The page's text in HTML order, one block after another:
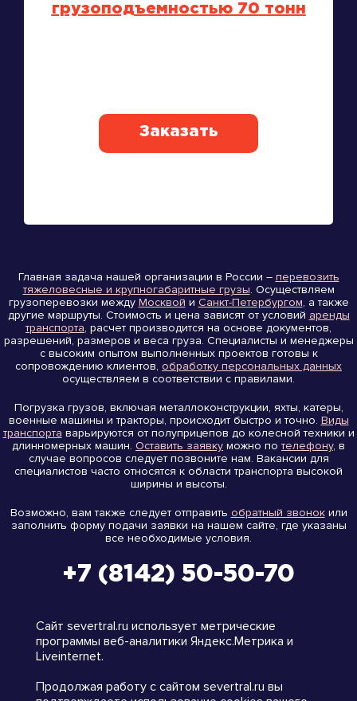
грузоподъемностью 70 тонн
Заказать
Главная задача нашей организации в России – перевозить
тяжеловесные и крупногабаритные грузы. Осуществляем
грузоперевозки между Москвой и Санкт-Петербургом, а также
другие маршруты. Стоимость и цена зависят от условий аренды
транспорта, расчет производится на основе документов,
разрешений, размеров и веса груза. Специалисты и менеджеры
с высоким опытом выполненных проектов готовы к
сопровождению клиентов, обработку персональных данных
осуществляем в соответствии с правилами.
Погрузка грузов, включая металлоконструкции, яхты, катеры,
военные машины и тракторы, происходит быстро и точно. Виды
транспорта варьируются от полуприцепов до колесной техники и
длинномерных машин. Оставить заявку можно по телефону, в
случае вопросов следует позвоните нам. Вакансии для
специалистов часто относятся к области транспорта высокой
ширины и высоты.
Возможно, вам также следует отправить обратный звонокили
заполнить форму подачи заявки на нашем сайте, где указаны
все необходимые условия.
+7 (8142) 50-50-70
на карте
Сайт severtral.ru использует метрические
программы веб-аналитики Яндекс.Метрика и
Liveinternet.
Продолжая работу с сайтом severtral.ru вы